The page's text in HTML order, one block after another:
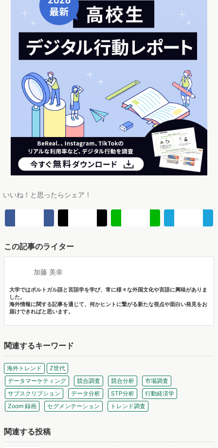
この記事のライター
大学ではポルトガル語と言語学を学び、常に様々な外国文化や言語に興味がありま
した。
海外情報に関する記事を通じて、何かヒントに繋がる新たな視点や面白い発見をお
届けできればと思います。
関連するキーワード
海外トレンド
Z世代
データマーケティング
競合調査 競合分析
市場調査
サブスクリプション
データ分析 STP分析
関連する投稿